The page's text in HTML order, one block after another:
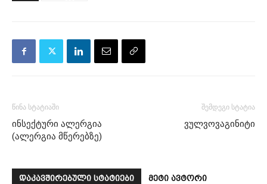
წინა სტატიაში
ინსექტური ალერგია
(ალერგია მწერებზე)
შემდეგი სტატია
ვულვოვაგინიტი
დაკავშირებული სტატიები მეტი ავტორი